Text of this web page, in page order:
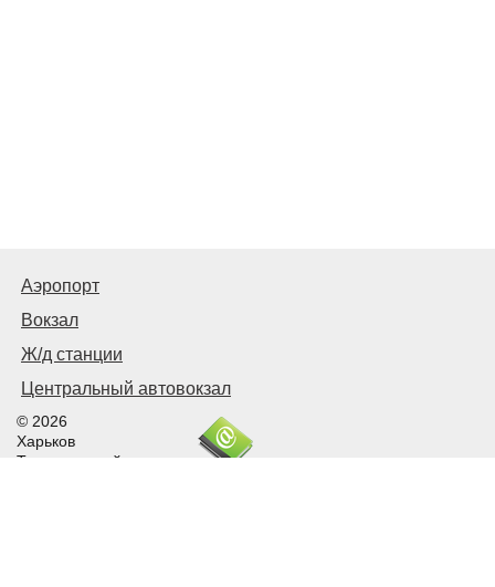
Аэропорт
Вокзал
Ж/д станции
Центральный автовокзал
© 2026
Харьков
Транспортный